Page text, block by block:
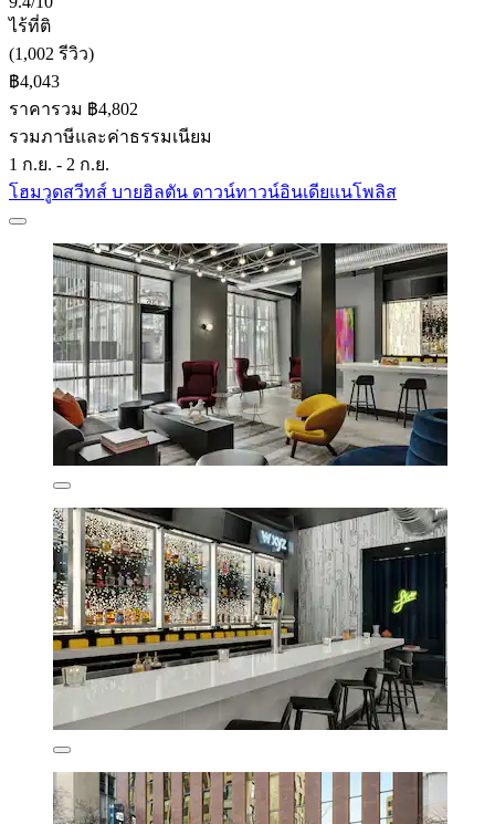
ไร้ที่ติ
(1,002 รีวิว)
฿4,043
ราคารวม ฿4,802
รวมภาษีและค่าธรรมเนียม
1 ก.ย. - 2 ก.ย.
โฮมวูดสวีทส์ บายฮิลตัน ดาวน์ทาวน์อินเดียแนโพลิส